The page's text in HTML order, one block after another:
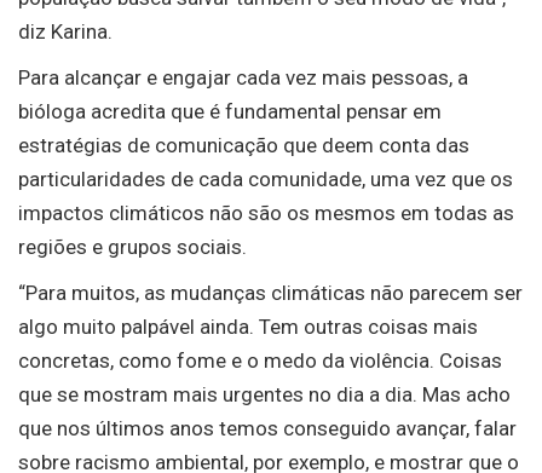
diz Karina.
Para alcançar e engajar cada vez mais pessoas, a
bióloga acredita que é fundamental pensar em
estratégias de comunicação que deem conta das
particularidades de cada comunidade, uma vez que os
impactos climáticos não são os mesmos em todas as
regiões e grupos sociais.
“Para muitos, as mudanças climáticas não parecem ser
algo muito palpável ainda. Tem outras coisas mais
concretas, como fome e o medo da violência. Coisas
que se mostram mais urgentes no dia a dia. Mas acho
que nos últimos anos temos conseguido avançar, falar
sobre racismo ambiental, por exemplo, e mostrar que o